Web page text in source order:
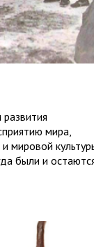
мира,
мировой
были и